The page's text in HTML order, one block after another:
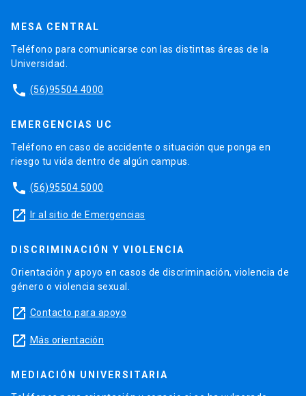
MESA CENTRAL
Teléfono para comunicarse con las distintas áreas de la
Universidad.
phone (56)95504 4000
EMERGENCIAS UC
Teléfono en caso de accidente o situación que ponga en
riesgo tu vida dentro de algún campus.
phone (56)95504 5000
launch Ir al sitio de Emergencias
DISCRIMINACIÓN Y VIOLENCIA
Orientación y apoyo en casos de discriminación, violencia de
género o violencia sexual.
launch Contacto para apoyo
launch Más orientación
MEDIACIÓN UNIVERSITARIA